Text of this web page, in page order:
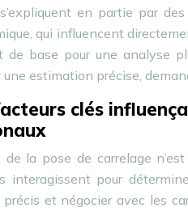
en partie par
qui influencent
de base pour une analyse
estimation précise,
clés
de la pose de carrelage
interagissent pour
précis et négocier avec les